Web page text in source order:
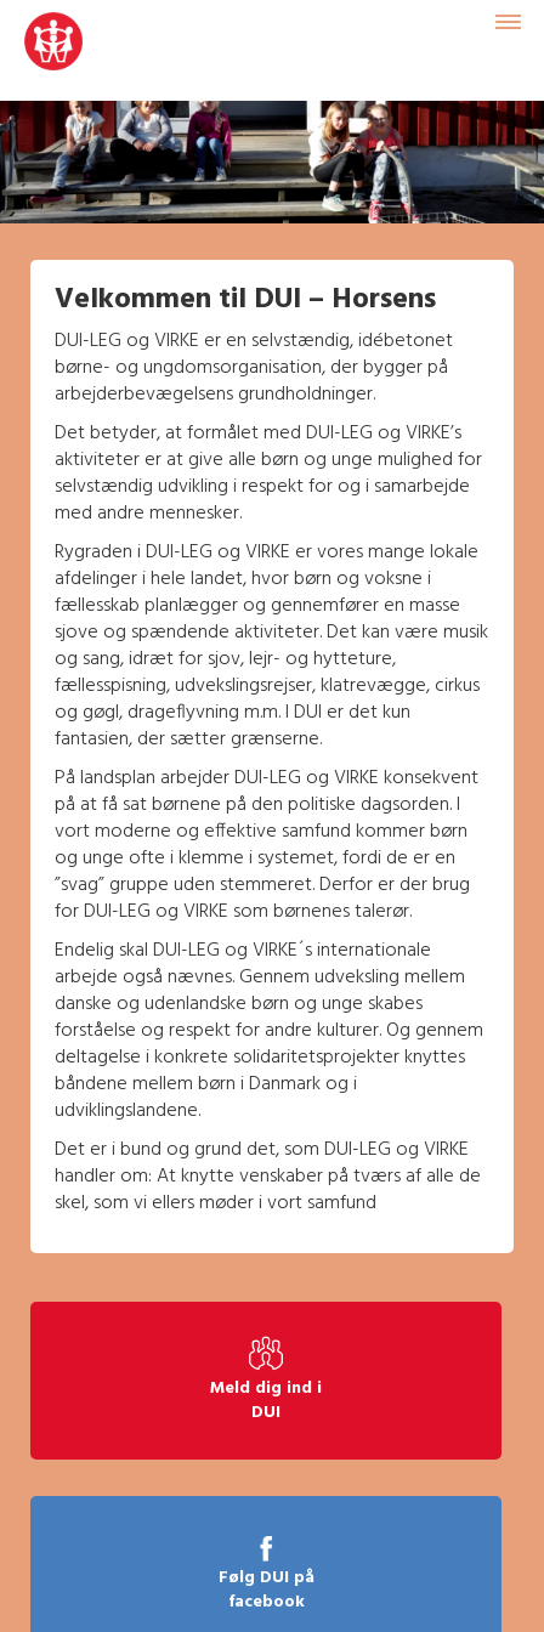
Velkommen til DUI – Horsens
DUI-LEG og VIRKE er en selvstændig, idébetonet
børne- og ungdomsorganisation, der bygger på
arbejderbevægelsens grundholdninger.
Det betyder, at formålet med DUI-LEG og VIRKE’s
aktiviteter er at give alle børn og unge mulighed for
selvstændig udvikling i respekt for og i samarbejde
med andre mennesker.
Rygraden i DUI-LEG og VIRKE er vores mange lokale
afdelinger i hele landet, hvor børn og voksne i
fællesskab planlægger og gennemfører en masse
sjove og spændende aktiviteter. Det kan være musik
og sang, idræt for sjov, lejr- og hytteture,
fællesspisning, udvekslingsrejser, klatrevægge, cirkus
og gøgl, drageflyvning m.m. I DUI er det kun
fantasien, der sætter grænserne.
På landsplan arbejder DUI-LEG og VIRKE konsekvent
på at få sat børnene på den politiske dagsorden. I
vort moderne og effektive samfund kommer børn
og unge ofte i klemme i systemet, fordi de er en
”svag” gruppe uden stemmeret. Derfor er der brug
for DUI-LEG og VIRKE som børnenes talerør.
Endelig skal DUI-LEG og VIRKE´s internationale
arbejde også nævnes. Gennem udveksling mellem
danske og udenlandske børn og unge skabes
forståelse og respekt for andre kulturer. Og gennem
deltagelse i konkrete solidaritetsprojekter knyttes
båndene mellem børn i Danmark og i
udviklingslandene.
Det er i bund og grund det, som DUI-LEG og VIRKE
handler om: At knytte venskaber på tværs af alle de
skel, som vi ellers møder i vort samfund
Meld dig ind i
DUI
Følg DUI på
facebook